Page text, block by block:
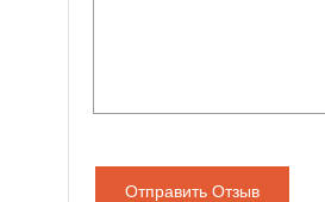
Отправить Отзыв